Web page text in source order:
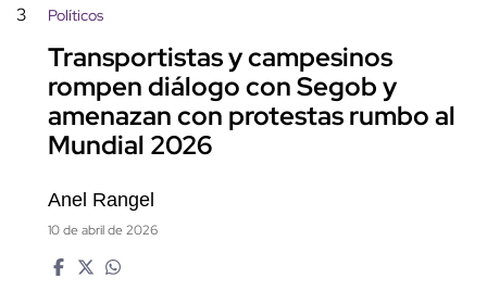
3 Políticos
Transportistas y campesinos
rompen diálogo con Segob y
amenazan con protestas rumbo al
Mundial 2026
Anel Rangel
10 de abril de 2026